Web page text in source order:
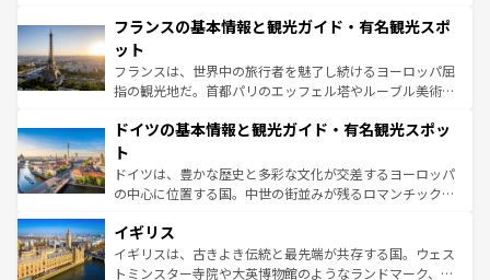
なお、新着のイタリア情報はコンテンツ一覧を参照してほ
しい。
文化が根付くこの国では、情熱的なフラメンコ、熱気あふ
れる闘牛、そして美味しいタパスが生活の一部となってい
る。首都マドリードの洗練された雰囲気や、バルセロナの
アートに溢れた街角から、地方では古代ローマ遺跡や中世
せる。地方によって風土や気候が異なるスペインはその個
ンテンツ一覧 を参照してほしい。
フランスの基本情報と観光ガイド・有名観光スポ
ット
フランスは、世界中の旅行者を魅了し続けるヨーロッパ屈
指の観光地だ。首都パリのエッフェル塔やルーブル美術館
で、幅広い魅力が詰まっている。華麗な宮殿、歴史的な大
聖堂、美しいビーチ、そして豊かな自然が、訪れる者を心
から魅了する。また、フランスは美食の国としても知ら
れ、フランス料理はユネスコ無形文化遺産にも登録されて
香り高いラベンダー畑など、多彩な楽しみ方が可能だ。さ
らに、パリ以外の地域にも魅力が溢れており、どの街角に
も豊かな歴史と文化が息づいている。パリ以外の個性あふ
ドイツの基本情報と観光ガイド・有名観光スポッ
ト
ドイツは、豊かな歴史と多彩な文化が交差するヨーロッパ
の中心に位置する国。中世の街並みが残るロマンチック街
顔を持つこの国は、どこを歩いても飽きることがない。ベ
ルリンの文化的活気、バイエルン州のアルプスの絶景、そ
してライン川沿いのワイン畑といった風景は必見。ビール
イギリス
イギリスは、古きよき伝統と最先端が共存する国。ウェス
トミンスター寺院や大英博物館のようなランドマーク、歴